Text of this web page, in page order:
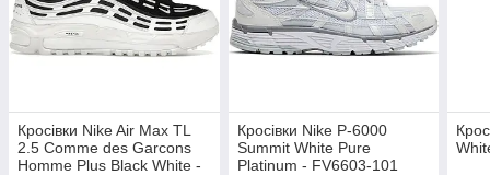
Кросівки Nike Air Max TL
2.5 Comme des Garcons
Homme Plus Black White -
Кросівки Nike P-6000
Summit White Pure
Platinum - FV6603-101